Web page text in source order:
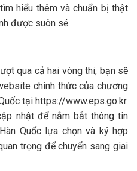
hiểu thêm và chuẩn bị thật
được suôn sẻ.
qua cả hai vòng thi, bạn sẽ
chính thức của chương
tại https://www.eps.go.kr.
nhật để nắm bắt thông tin
Quốc lựa chọn và ký hợp
trọng để chuyển sang giai